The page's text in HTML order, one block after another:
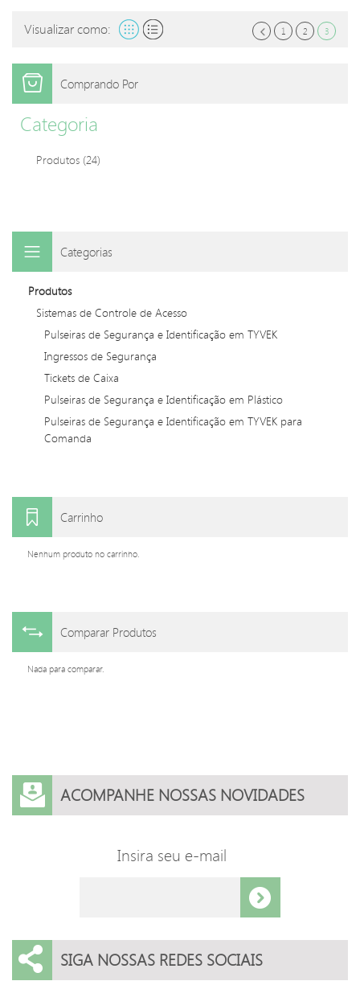
Visualizar como: 1 2 3
Comprando Por
Categoria
Produtos (24)
Categorias
Produtos
Sistemas de Controle de Acesso
Pulseiras de Segurança e Identificação em TYVEK
Ingressos de Segurança
Tickets de Caixa
Pulseiras de Segurança e Identificação em Plástico
Pulseiras de Segurança e Identificação em TYVEK para
Comanda
Carrinho
Nenhum produto no carrinho.
Comparar Produtos
Nada para comparar.
ACOMPANHE NOSSAS NOVIDADES
Insira seu e-mail
SIGA NOSSAS REDES SOCIAIS